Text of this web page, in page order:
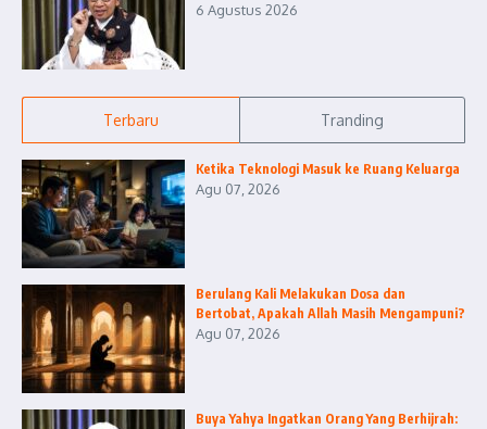
6 Agustus 2026
Terbaru Tranding
Ketika Teknologi Masuk ke Ruang Keluarga
Agu 07, 2026
Berulang Kali Melakukan Dosa dan
Bertobat, Apakah Allah Masih Mengampuni?
Agu 07, 2026
Buya Yahya Ingatkan Orang Yang Berhijrah: